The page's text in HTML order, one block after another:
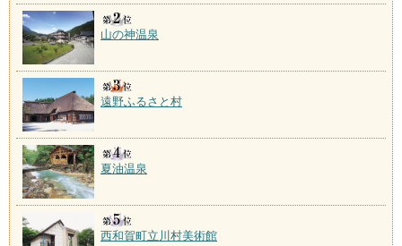
山の神温泉
遠野ふるさと村
夏油温泉
西和賀町立川村美術館